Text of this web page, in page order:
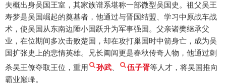
夫概出身吴国王室，其家族谱系堪称一部微型吴国史。祖父吴王
寿梦是吴国崛起的奠基者，他通过与晋国结盟、学习中原战车战
术，使吴国从东南边陲小国跃升为军事强国。父亲诸樊继承父
业，在位期间多次击败楚国，却在攻打巢国时中箭身亡，成为吴
国扩张史上的悲情英雄。兄长阖闾更是春秋传奇人物，他通过刺
杀吴王僚夺取王位，重用
孙武 伍子胥等人才，将吴国推向
霸业巅峰。